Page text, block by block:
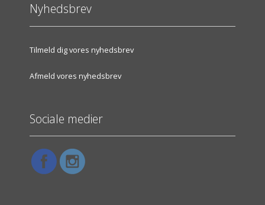
Nyhedsbrev
Tilmeld dig vores nyhedsbrev
Afmeld vores nyhedsbrev
Sociale medier